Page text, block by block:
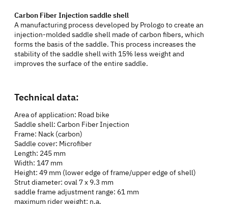
Carbon Fiber Injection saddle shell
A manufacturing process developed by Prologo to create an
injection-molded saddle shell made of carbon fibers, which
forms the basis of the saddle. This process increases the
stability of the saddle shell with 15% less weight and
improves the surface of the entire saddle.
Technical data:
Area of application: Road bike
Saddle shell: Carbon Fiber Injection
Frame: Nack (carbon)
Saddle cover: Microfiber
Length: 245 mm
Width: 147 mm
Height: 49 mm (lower edge of frame/upper edge of shell)
Strut diameter: oval 7 x 9.3 mm
saddle frame adjustment range: 61 mm
maximum rider weight: n.a.